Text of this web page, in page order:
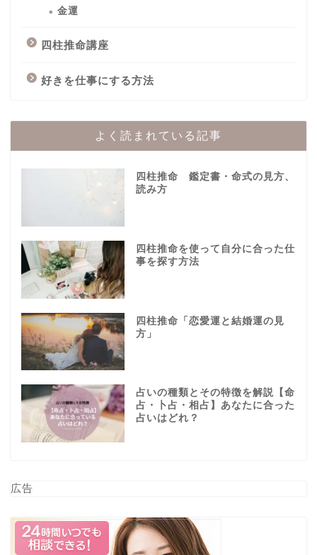
金運
四柱推命講座
好きを仕事にする方法
よく読まれている記事
四柱推命 鑑定書・命式の見方、
読み方
四柱推命を使って自分に合った仕
事を探す方法
四柱推命「恋愛運と結婚運の見
方」
占いの種類とその特徴を解説【命
占・卜占・相占】あなたに合った
占いはどれ？
広告